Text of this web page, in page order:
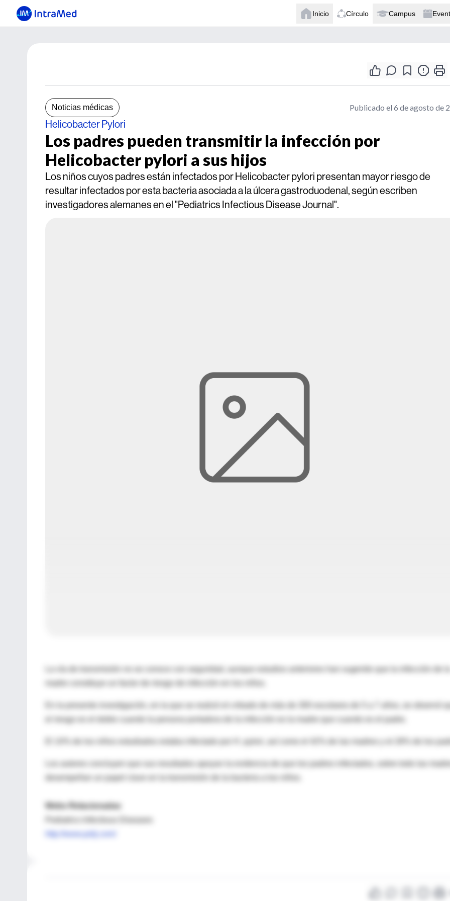
Inicio Círculo Campus
Noticias médicas Publicado el 6 de agosto de
Helicobacter Pylori
Los padres pueden transmitir la infección por
Helicobacter pylori a sus hijos
Los niños cuyos padres están infectados por Helicobacter pylori presentan mayor riesgo de
resultar infectados por esta bacteria asociada a la úlcera gastroduodenal, según escriben
investigadores alemanes en el "Pediatrics Infectious Disease Journal".
La vía de transmisión no se conoce con seguridad, aunque estudios anteriores han sugerido que la infección de
madre constituye un factor de riesgo de infección en los niños.
En la presente investigación, en la que se realizó el cribado de más de 300 escolares de 5 a 7 años, se observó
el riesgo es el doble cuando la persona portadora de la infección es la madre que cuando es el padre.
Los autores concluyen que sus resultados apoyan la evidencia de que los padres infectados, sobre todo las
desempeñan un papel clave en la transmisión de la bacteria a los niños.
Webs Relacionadas